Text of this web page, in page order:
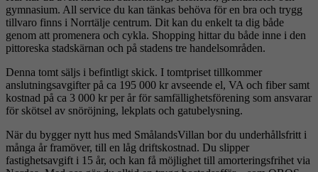
gymnasium. All service du kan tänkas behöva för en bra och trygg
tillvaro finns i Norrtälje centrum. Dit kan du enkelt ta dig både
genom att promenera och cykla. Shopping hittar du både inne i den
pittoreska stadskärnan och på stadens tre handelsområden.
Denna tomt säljs i befintligt skick. I tomtpriset tillkommer
anslutningsavgifter på ca 195 000 kr avseende el, VA och fiber samt
kostnad på ca 3 000 kr per år för samfällighetsförening som ansvarar
för skötsel av snöröjning, lekplats och gatubelysning.
När du bygger nytt hus med SmålandsVillan bor du underhållsfritt i
många år framöver, till en låg driftskostnad. Du slipper
fastighetsavgift i 15 år, och kan få möjlighet till amorteringsfrihet via